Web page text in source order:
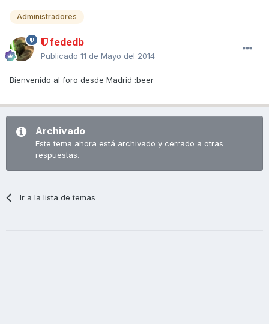
Administradores
fededb
Publicado 11 de Mayo del 2014
Bienvenido al foro desde Madrid :beer
Archivado
Este tema ahora está archivado y cerrado a otras
respuestas.
Ir a la lista de temas